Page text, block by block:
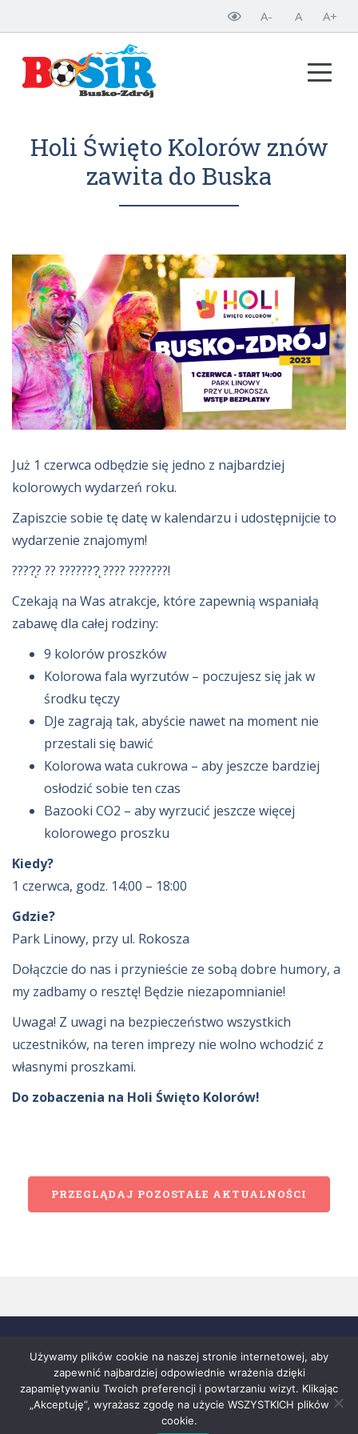
A- A A+
Holi Święto Kolorów znów
zawita do Buska
Już 1 czerwca odbędzie się jedno z najbardziej
kolorowych wydarzeń roku.
Zapiszcie sobie tę datę w kalendarzu i udostępnijcie to
wydarzenie znajomym!
????̨? ?? ???????̨ ???? ???????!
Czekają na Was atrakcje, które zapewnią wspaniałą
zabawę dla całej rodziny:
9 kolorów proszków
Kolorowa fala wyrzutów – poczujesz się jak w
środku tęczy
DJe zagrają tak, abyście nawet na moment nie
przestali się bawić
Kolorowa wata cukrowa – aby jeszcze bardziej
osłodzić sobie ten czas
Bazooki CO2 – aby wyrzucić jeszcze więcej
kolorowego proszku
Kiedy?
1 czerwca, godz. 14:00 – 18:00
Gdzie?
Park Linowy, przy ul. Rokosza
Dołączcie do nas i przynieście ze sobą dobre humory, a
my zadbamy o resztę! Będzie niezapomnianie!
Uwaga! Z uwagi na bezpieczeństwo wszystkich
uczestników, na teren imprezy nie wolno wchodzić z
własnymi proszkami.
Do zobaczenia na Holi Święto Kolorów!
PRZEGLĄDAJ POZOSTAŁE AKTUALNOŚCI
Używamy plików cookie na naszej stronie internetowej, aby
zapewnić najbardziej odpowiednie wrażenia dzięki
zapamiętywaniu Twoich preferencji i powtarzaniu wizyt. Klikając
„Akceptuję”, wyrażasz zgodę na użycie WSZYSTKICH plików
cookie.